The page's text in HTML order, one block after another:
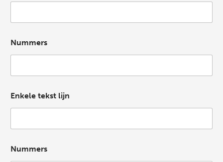
Nummers
Enkele tekst lijn
Nummers